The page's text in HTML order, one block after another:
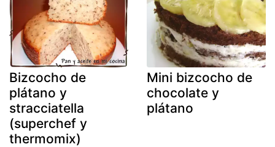
Bizcocho de
plátano y
stracciatella
(superchef y
thermomix)
Mini bizcocho de
chocolate y
plátano